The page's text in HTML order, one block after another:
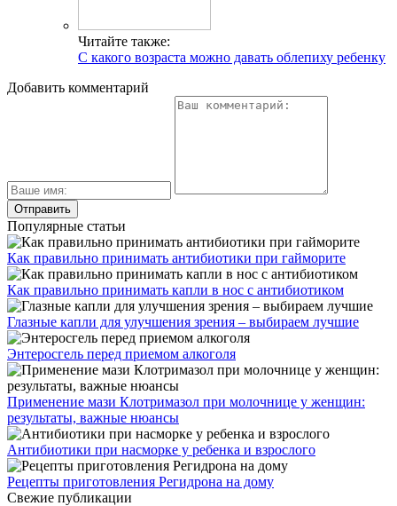
Читайте также:
С какого возраста можно давать облепиху ребенку
Добавить комментарий
Популярные статьи
Как правильно принимать антибиотики при гайморите
Как правильно принимать капли в нос с антибиотиком
Глазные капли для улучшения зрения – выбираем лучшие
Энтеросгель перед приемом алкоголя
Применение мази Клотримазол при молочнице у женщин:
результаты, важные нюансы
Антибиотики при насморке у ребенка и взрослого
Рецепты приготовления Регидрона на дому
Свежие публикации